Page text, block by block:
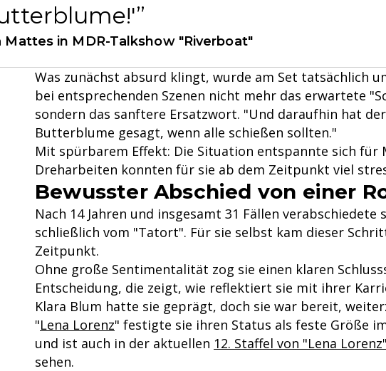
Mattes in MDR-Talkshow "Riverboat"
Was zunächst absurd klingt, wurde am Set tatsächlich
bei entsprechenden Szenen nicht mehr das erwartete
sondern das sanftere Ersatzwort. "Und daraufhin hat
Butterblume gesagt, wenn alle schießen sollten."
Mit spürbarem Effekt: Die Situation entspannte sich für
Dreharbeiten konnten für sie ab dem Zeitpunkt viel
Bewusster Abschied von einer
Nach 14 Jahren und insgesamt 31 Fällen verabschiedete
schließlich vom "Tatort". Für sie selbst kam dieser
Zeitpunkt.
Ohne große Sentimentalität zog sie einen klaren
Entscheidung, die zeigt, wie reflektiert sie mit ihrer
Klara Blum hatte sie geprägt, doch sie war bereit,
"Lena Lorenz" festigte sie ihren Status als feste Größe
und ist auch in der aktuellen 12. Staffel von "Lena Lorenz"
sehen.